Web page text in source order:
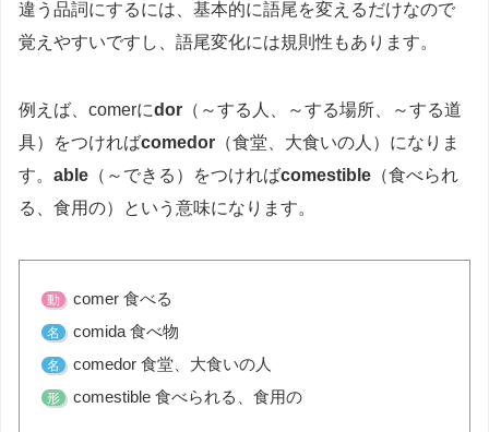
違う品詞にするには、基本的に語尾を変えるだけなので
覚えやすいですし、語尾変化には規則性もあります。
例えば、comerにdor （～する人、～する場所、～する道
具）をつければcomedor （食堂、大食いの人）になりま
す。 able （～できる）をつければcomestible （食べられ
る、食用の）という意味になります。
動 comer 食べる
名 comida 食べ物
名 comedor 食堂、大食いの人
形 comestible 食べられる、食用の